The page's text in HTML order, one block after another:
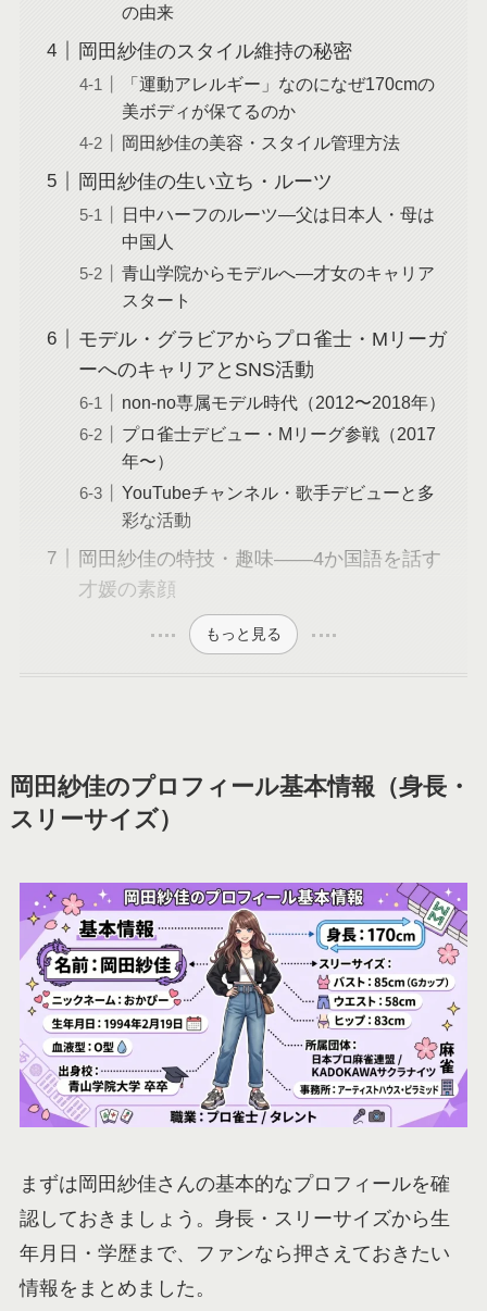
の由来
岡田紗佳のスタイル維持の秘密
「運動アレルギー」なのになぜ170cmの
美ボディが保てるのか
岡田紗佳の美容・スタイル管理方法
岡田紗佳の生い立ち・ルーツ
日中ハーフのルーツ―父は日本人・母は
中国人
青山学院からモデルへ―才女のキャリア
スタート
モデル・グラビアからプロ雀士・Mリーガ
ーへのキャリアとSNS活動
non-no専属モデル時代（2012〜2018年）
プロ雀士デビュー・Mリーグ参戦（2017
年〜）
YouTubeチャンネル・歌手デビューと多
彩な活動
岡田紗佳の特技・趣味――4か国語を話す
才媛の素顔
もっと見る
岡田紗佳のプロフィール基本情報（身長・
スリーサイズ）
まずは岡田紗佳さんの基本的なプロフィールを確
認しておきましょう。身長・スリーサイズから生
年月日・学歴まで、ファンなら押さえておきたい
情報をまとめました。